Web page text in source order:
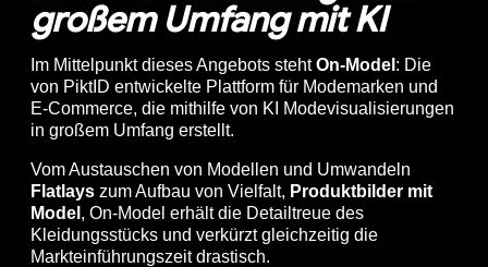
großem Umfang mit KI
Im Mittelpunkt dieses Angebots stehtOn-Model : Die
von PiktID entwickelte Plattform für Modemarken und
E-Commerce, die mithilfe von KI Modevisualisierungen
in großem Umfang erstellt.
Vom Austauschen von Modellen und Umwandeln
Flatlays zum Aufbau von Vielfalt, Produktbilder mit
Model , On-Model erhält die Detailtreue des
Kleidungsstücks und verkürzt gleichzeitig die
Markteinführungszeit drastisch.